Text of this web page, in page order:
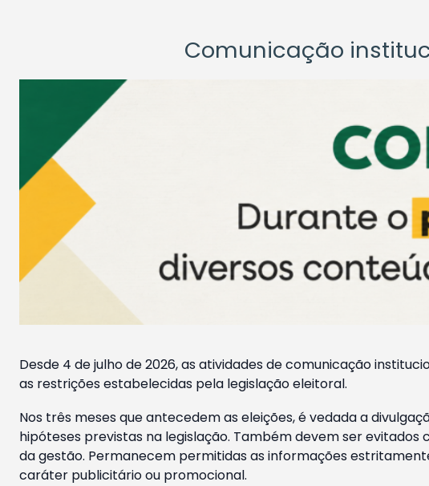
Comunicação
Desde 4 de julho de 2026, as atividades de comunicação
as restrições estabelecidas pela legislação eleitoral.
Nos três meses que antecedem as eleições, é vedada a
hipóteses previstas na legislação. Também devem ser
da gestão. Permanecem permitidas as informações
caráter publicitário ou promocional.